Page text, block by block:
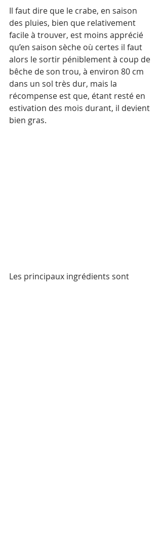
Il faut dire que le crabe, en saison
des pluies, bien que relativement
facile à trouver, est moins apprécié
qu’en saison sèche où certes il faut
alors le sortir péniblement à coup de
bêche de son trou, à environ 80 cm
dans un sol très dur, mais la
récompense est que, étant resté en
estivation des mois durant, il devient
bien gras.
Les principaux ingrédients sont